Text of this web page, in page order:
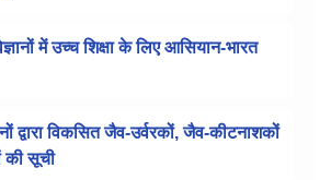
के आयोजन हेतु प्राथमिकता वाले विषय-
(2026-27) में एडमिशन के लिए